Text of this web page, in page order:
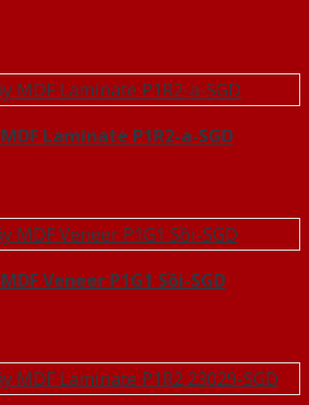
Laminate P1R2-a-SGD
Veneer P1G1 Sồi-SGD